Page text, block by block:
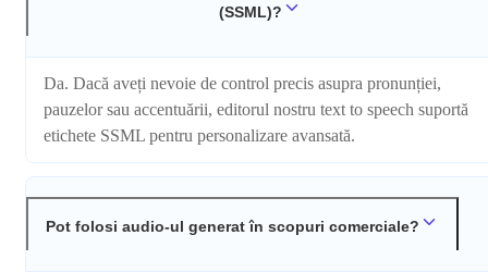
(SSML)?
Da. Dacă aveți nevoie de control precis asupra pronunției,
pauzelor sau accentuării, editorul nostru text to speech suportă
etichete SSML pentru personalizare avansată.
Pot folosi audio-ul generat în scopuri comerciale?